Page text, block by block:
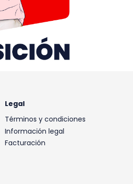
Legal
Términos y condiciones
Información legal
Facturación